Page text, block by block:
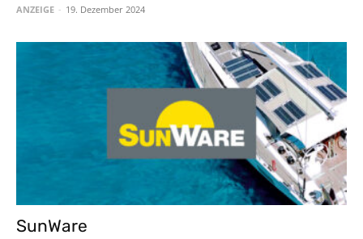
ANZEIGE - 19. Dezember 2024
SunWare